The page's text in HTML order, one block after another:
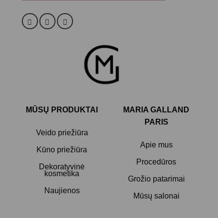
MŪSŲ PRODUKTAI
Veido priežiūra
Kūno priežiūra
Dekoratyvinė
kosmetika
Naujienos
MARIA GALLAND
PARIS
Apie mus
Procedūros
Grožio patarimai
Mūsų salonai